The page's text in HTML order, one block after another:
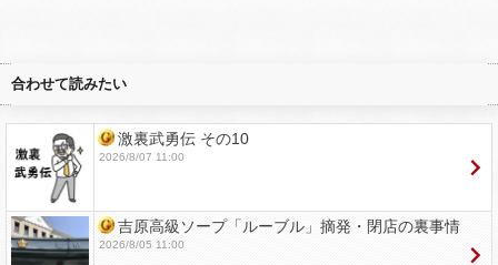
合わせて読みたい
激裏武勇伝 その10
2026/8/07 11:00
吉原高級ソープ「ルーブル」摘発・閉店の裏事情
2026/8/05 11:00